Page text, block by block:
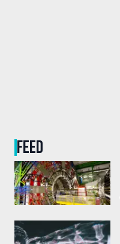
FEED